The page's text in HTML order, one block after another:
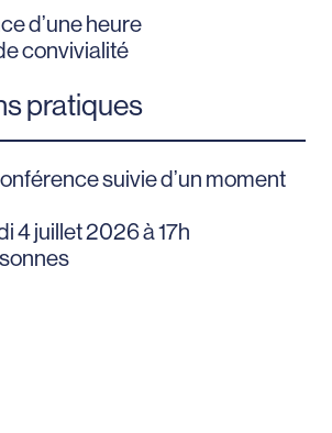
d’une heure
convivialité
pratiques
suivie d’un moment
4 juillet 2026 à 17h